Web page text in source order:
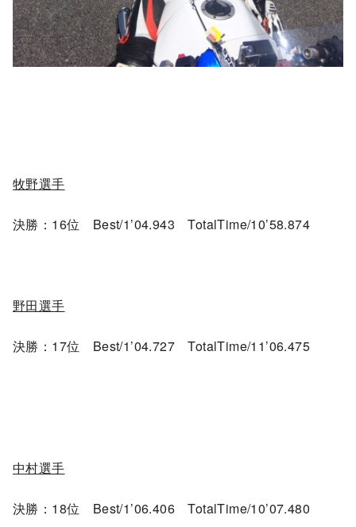
牧野選手
決勝：16位 Best/1’04.943 TotalTime/10’58.874
野田選手
決勝：17位 Best/1’04.727 TotalTime/11’06.475
中村選手
決勝：18位 Best/1’06.406 TotalTime/10’07.480